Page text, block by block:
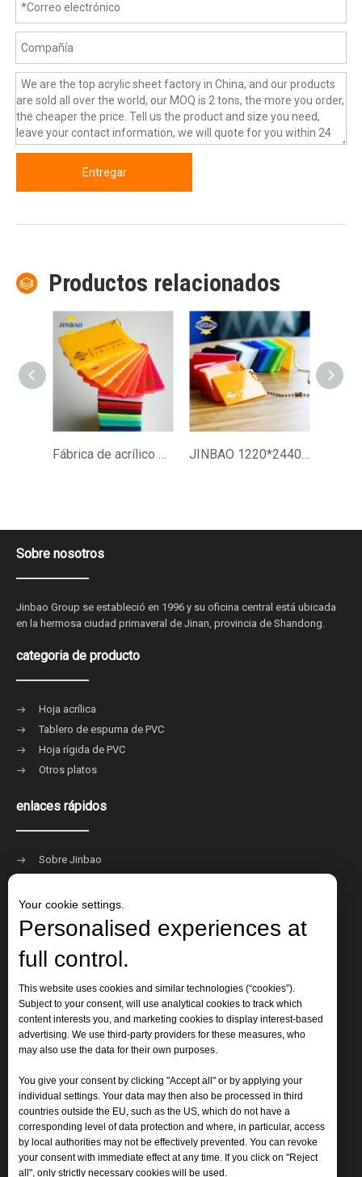
Entregar
Productos relacionados
Fábrica de acrílico Pmma de color de corte por láser de lámina acrílica JINBAO para publicidad JINBAO 1220*2440m m hoja de acrílico moldeada plástica PMMA del color grueso de 1 pulgada
Sobre nosotros
Jinbao Group se estableció en 1996 y su oficina central está ubicada
en la hermosa ciudad primaveral de Jinan, provincia de Shandong.
categoria de producto
Hoja acrílica
Tablero de espuma de PVC
Hoja rígida de PVC
Otros platos
enlaces rápidos
Sobre Jinbao
Solicitud
Nuestros clientes
Correo electrónico:jinbao@jinbaoplastic.com
Whatsapp:+86-13969152622
Your cookie settings.
Personalised experiences at
full control.
This website uses cookies and similar technologies (“cookies”).
Subject to your consent, will use analytical cookies to track which
content interests you, and marketing cookies to display interest-based
advertising. We use third-party providers for these measures, who
may also use the data for their own purposes.
You give your consent by clicking "Accept all" or by applying your
individual settings. Your data may then also be processed in third
countries outside the EU, such as the US, which do not have a
corresponding level of data protection and where, in particular, access
by local authorities may not be effectively prevented. You can revoke
your consent with immediate effect at any time. If you click on "Reject
all", only strictly necessary cookies will be used.